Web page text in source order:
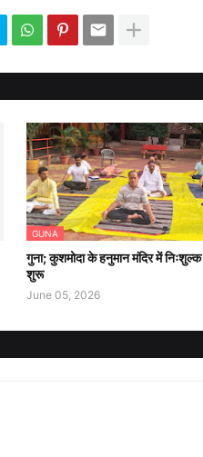
GUNA
गुना; कुशमोदा के हनुमान मंदिर में निःशुल्क
शुरू
June 05, 2026